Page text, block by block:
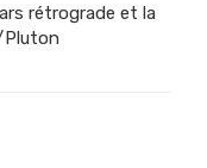
rétrograde et la